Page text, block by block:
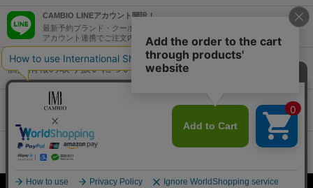
CAMBIO LINEアカウント開設！
最新予約ブランド・クーポン情報などを配信！
アカウント連携でご注文内容をLINEでも確認可能！
個人情報の取り扱いについて
特定商取引法に基づく表示
コーポレートサイト